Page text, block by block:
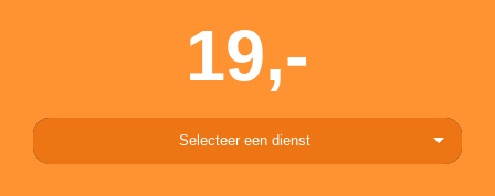
19,-
Selecteer een dienst